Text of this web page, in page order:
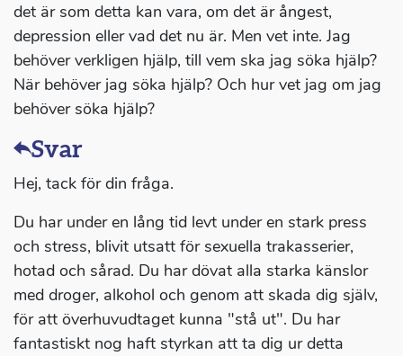
det är som detta kan vara, om det är ångest,
depression eller vad det nu är. Men vet inte. Jag
behöver verkligen hjälp, till vem ska jag söka hjälp?
När behöver jag söka hjälp? Och hur vet jag om jag
behöver söka hjälp?
Svar
Hej, tack för din fråga.
Du har under en lång tid levt under en stark press
och stress, blivit utsatt för sexuella trakasserier,
hotad och sårad. Du har dövat alla starka känslor
med droger, alkohol och genom att skada dig själv,
för att överhuvudtaget kunna "stå ut". Du har
fantastiskt nog haft styrkan att ta dig ur detta